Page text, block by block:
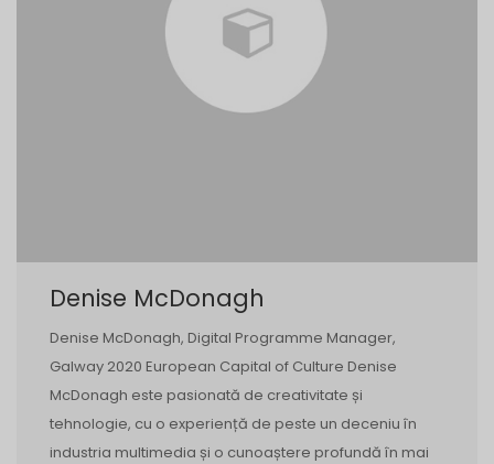
Denise McDonagh
Denise McDonagh, Digital Programme Manager,
Galway 2020 European Capital of Culture Denise
McDonagh este pasionată de creativitate și
tehnologie, cu o experiență de peste un deceniu în
industria multimedia și o cunoaștere profundă în mai